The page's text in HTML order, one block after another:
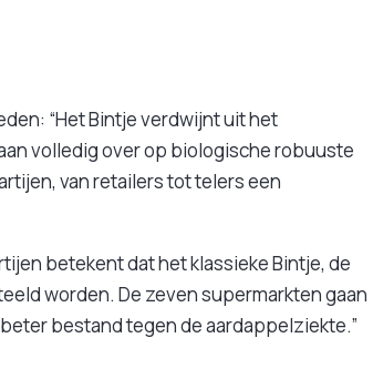
“Het Bintje verdwijnt uit het
volledig over op biologische robuuste
van retailers tot telers een
betekent dat het klassieke Bintje, de
worden. De zeven supermarkten gaan
bestand tegen de aardappelziekte.”